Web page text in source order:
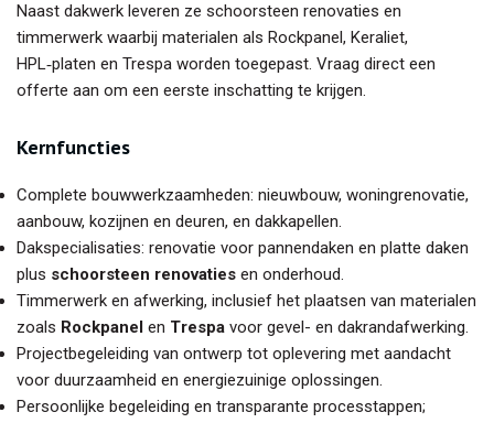
Naast dakwerk leveren ze schoorsteen renovaties en
timmerwerk waarbij materialen als Rockpanel, Keraliet,
HPL‑platen en Trespa worden toegepast. Vraag direct een
offerte aan om een eerste inschatting te krijgen.
Kernfuncties
Complete bouwwerkzaamheden: nieuwbouw, woningrenovatie,
aanbouw, kozijnen en deuren, en dakkapellen.
Dakspecialisaties: renovatie voor pannendaken en platte daken
plus schoorsteen renovaties en onderhoud.
Timmerwerk en afwerking, inclusief het plaatsen van materialen
zoals Rockpanel en Trespa voor gevel- en dakrandafwerking.
Projectbegeleiding van ontwerp tot oplevering met aandacht
voor duurzaamheid en energiezuinige oplossingen.
Persoonlijke begeleiding en transparante processtappen;